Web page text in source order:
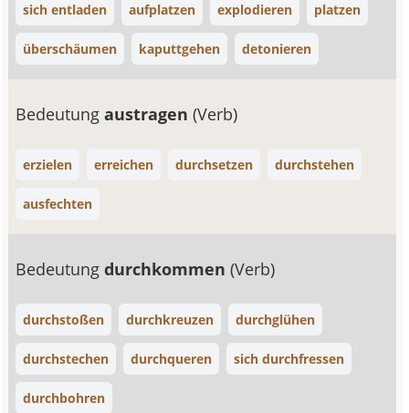
sich entladen aufplatzen explodieren platzen
überschäumen kaputtgehen detonieren
Bedeutungaustragen(Verb)
erzielen erreichen durchsetzen durchstehen
ausfechten
Bedeutungdurchkommen(Verb)
durchstoßen durchkreuzen durchglühen
durchstechen durchqueren sich durchfressen
durchbohren